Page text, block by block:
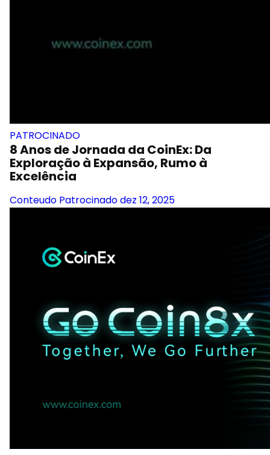
PATROCINADO
8 Anos de Jornada da CoinEx: Da
Exploração à Expansão, Rumo à
Excelência
Conteudo Patrocinadodez 12, 2025